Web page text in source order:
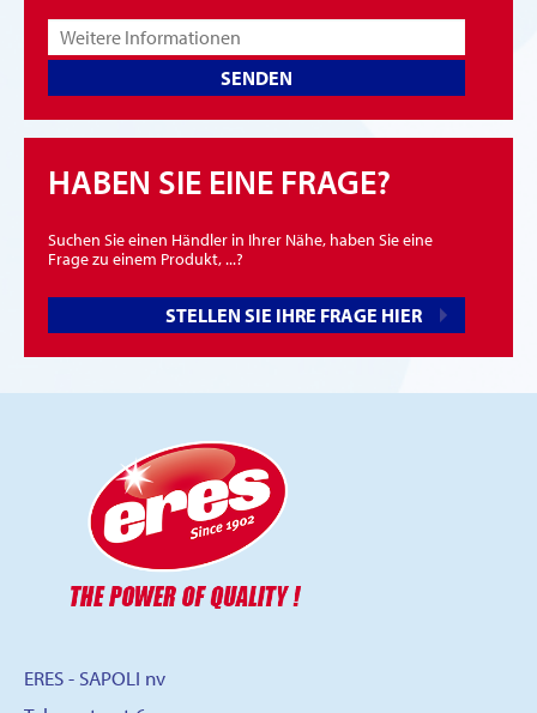
SENDEN
HABEN SIE EINE FRAGE?
Suchen Sie einen Händler in Ihrer Nähe, haben Sie eine
Frage zu einem Produkt, ...?
STELLEN SIE IHRE FRAGE HIER
ERES - SAPOLI nv